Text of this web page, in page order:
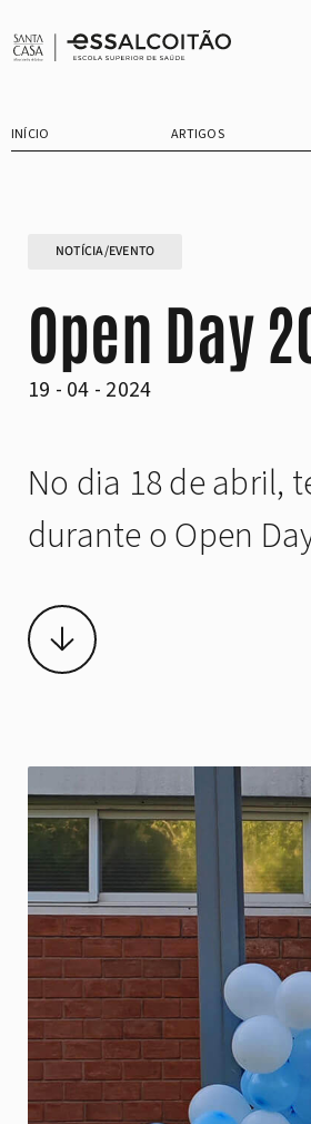
para
INÍCIO ARTIGOS
NOTÍCIA/EVENTO
Open Day
19 - 04 - 2024
No dia 18 de abril,
durante o Open